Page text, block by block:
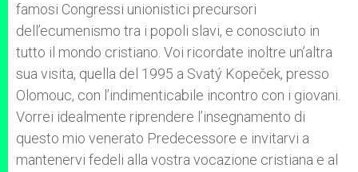
famosi Congressi unionistici precursori
dell’ecumenismo tra i popoli slavi, e conosciuto in
tutto il mondo cristiano. Voi ricordate inoltre un’altra
sua visita, quella del 1995 a Svatý Kopeček, presso
Olomouc, con l’indimenticabile incontro con i giovani.
Vorrei idealmente riprendere l’insegnamento di
questo mio venerato Predecessore e invitarvi a
mantenervi fedeli alla vostra vocazione cristiana e al